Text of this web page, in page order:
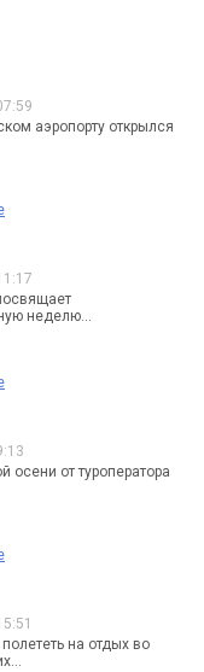
аэропорту открылся
неделю...
осени от туроператора
на отдых во